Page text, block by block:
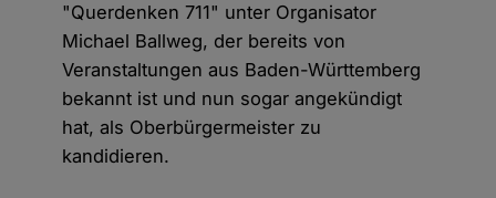
"Querdenken 711" unter Organisator
Michael Ballweg, der bereits von
Veranstaltungen aus Baden-Württemberg
bekannt ist und nun sogar angekündigt
hat, als Oberbürgermeister zu
kandidieren.